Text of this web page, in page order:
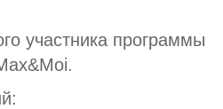
участника программы